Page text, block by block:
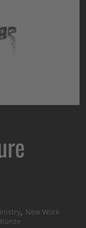
, New Work